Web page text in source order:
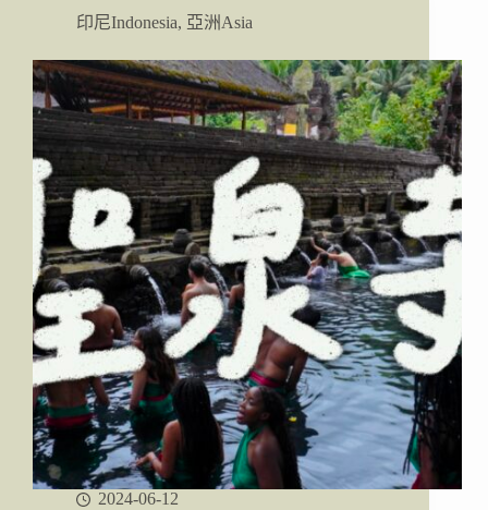
｜
佩
尼
達
島
(Nusa
Penida)
自
由
行
攻
略：
景
點、
交
通、
住
宿、
美
食、
活
動
印尼Indonesia, 亞洲Asia
2024-06-12